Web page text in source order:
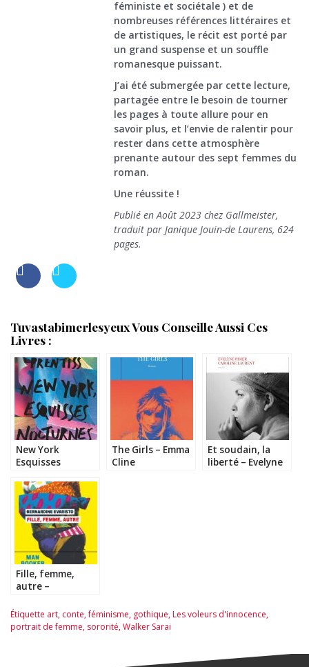
féministe et sociétale ) et de
nombreuses références littéraires et
de artistiques, le récit est porté par
un grand suspense et un souffle
romanesque puissant.
J’ai été submergée par cette lecture,
partagée entre le besoin de tourner
les pages à toute allure pour en
savoir plus, et l’envie de ralentir pour
rester dans cette atmosphère
prenante autour des sept femmes du
roman.
Une réussite !
Publié en Août 2023 chez Gallmeister,
traduit par Janique Jouin-de Laurens, 624
pages.
Tuvastabimerlesyeux Vous Conseille Aussi Ces
Livres :
New York
Esquisses
Molly Prentiss
The Girls – Emma
Cline
Et soudain, la
liberté – Evelyne
Fille, femme,
autre –
Evaristo
Étiquette art, conte,féminisme, gothique,Les voleurs d'innocence,
portrait de femme, sororité,Walker Sarai